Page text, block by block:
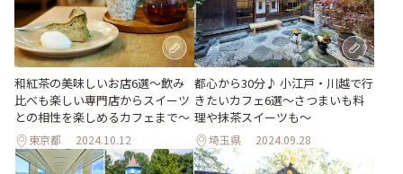
和紅茶の美味しいお店6選〜飲み
比べも楽しい専門店からスイーツ
との相性を楽しめるカフェまで〜
東京都 2024.10.12
都心から30分♪ 小江戸・川越で行
きたいカフェ6選〜さつまいも料
理や抹茶スイーツも〜
埼玉県 2024.09.28